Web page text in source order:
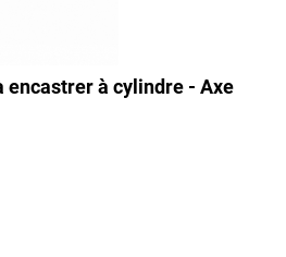
encastrer à cylindre - Axe